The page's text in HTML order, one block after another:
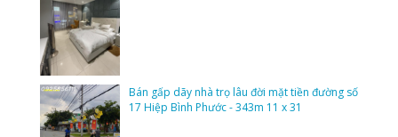
Bán gấp dãy nhà trọ lâu đời mặt tiền đường số
17 Hiệp Bình Phước - 343m 11 x 31